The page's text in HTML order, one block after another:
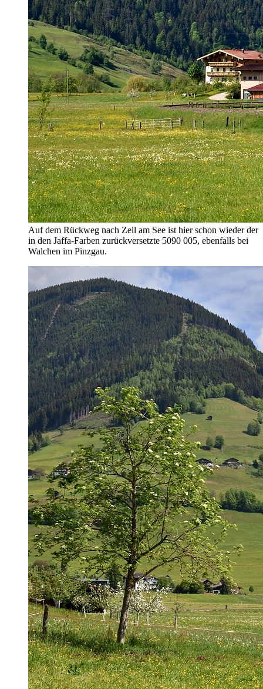
Auf dem Rückweg nach Zell am See ist hier schon wieder der
in den Jaffa-Farben zurückversetzte 5090 005, ebenfalls bei
Walchen im Pinzgau.